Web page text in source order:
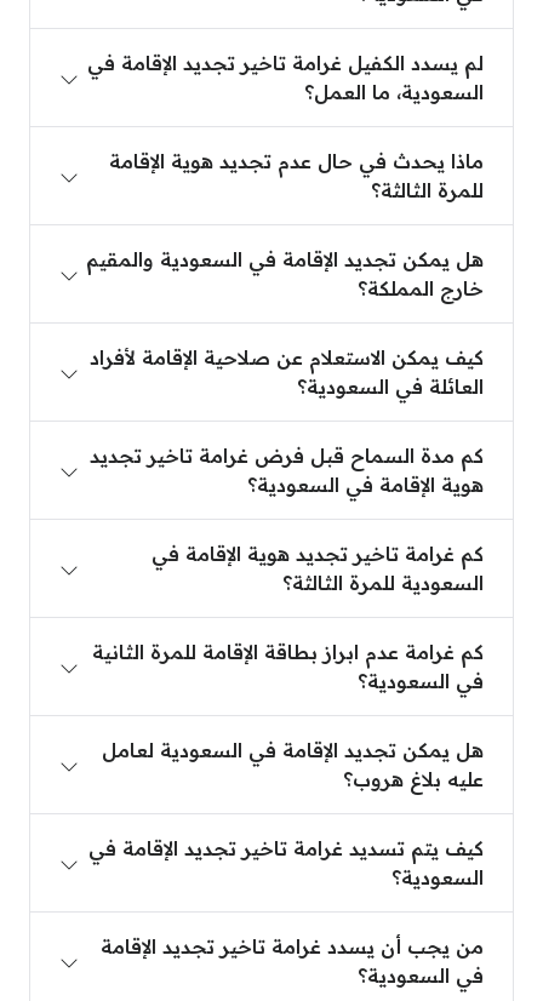
لم يسدد الكفيل غرامة تاخير تجديد الإقامة في
السعودية، ما العمل؟
ماذا يحدث في حال عدم تجديد هوية الإقامة
للمرة الثالثة؟
هل يمكن تجديد الإقامة في السعودية والمقيم
خارج المملكة؟
كيف يمكن الاستعلام عن صلاحية الإقامة لأفراد
العائلة في السعودية؟
كم مدة السماح قبل فرض غرامة تاخير تجديد
هوية الإقامة في السعودية؟
كم غرامة تاخير تجديد هوية الإقامة في
السعودية للمرة الثالثة؟
كم غرامة عدم ابراز بطاقة الإقامة للمرة الثانية
في السعودية؟
هل يمكن تجديد الإقامة في السعودية لعامل
عليه بلاغ هروب؟
كيف يتم تسديد غرامة تاخير تجديد الإقامة في
السعودية؟
من يجب أن يسدد غرامة تاخير تجديد الإقامة
في السعودية؟